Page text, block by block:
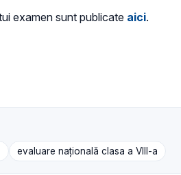
examen sunt publicate aici.
evaluare naţională clasa a VIII-a